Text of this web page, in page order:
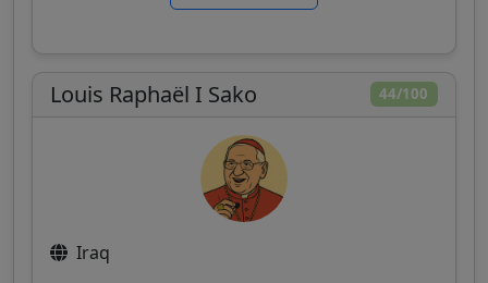
44/100
Louis Raphaël I Sako
Iraq